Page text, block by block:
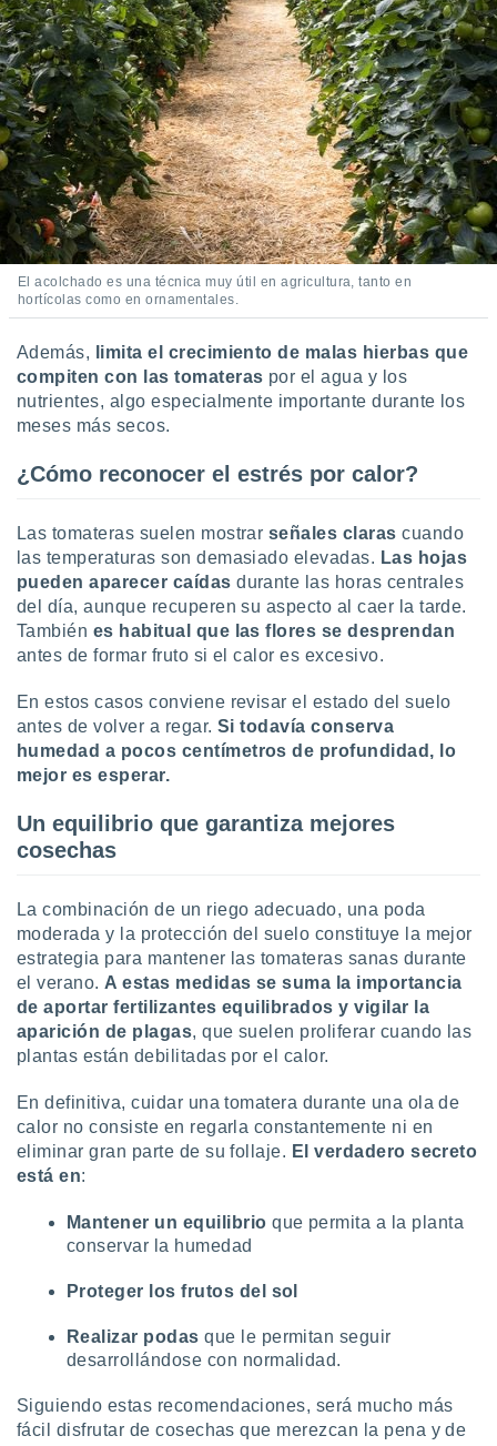
El acolchado es una técnica muy útil en agricultura, tanto en
hortícolas como en ornamentales.
Además,
limita el crecimiento de malas hierbas que
compiten con las tomateras por el agua y los
nutrientes, algo especialmente importante durante los
meses más secos.
¿Cómo reconocer el estrés por calor?
Las tomateras suelen mostrar señales claras cuando
las temperaturas son demasiado elevadas. Las hojas
pueden aparecer caídas durante las horas centrales
del día, aunque recuperen su aspecto al caer la tarde.
También es habitual que las flores se desprendan
antes de formar fruto si el calor es excesivo.
En estos casos conviene revisar el estado del suelo
antes de volver a regar. Si todavía conserva
humedad a pocos centímetros de profundidad, lo
mejor es esperar.
Un equilibrio que garantiza mejores
cosechas
La combinación de un riego adecuado, una poda
moderada y la protección del suelo constituye la mejor
estrategia para mantener las tomateras sanas durante
el verano. A estas medidas se suma la importancia
de aportar fertilizantes equilibrados y vigilar la
aparición de plagas, que suelen proliferar cuando las
plantas están debilitadas por el calor.
En definitiva, cuidar una tomatera durante una ola de
calor no consiste en regarla constantemente ni en
eliminar gran parte de su follaje. El verdadero secreto
está en:
Mantener un equilibrio que permita a la planta
conservar la humedad
Proteger los frutos del sol
Realizar podas que le permitan seguir
desarrollándose con normalidad.
Siguiendo estas recomendaciones, será mucho más
fácil disfrutar de cosechas que merezcan la pena y de